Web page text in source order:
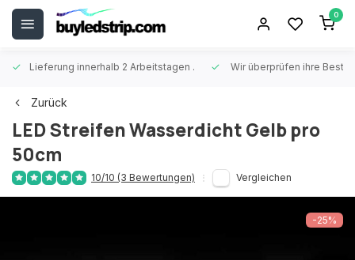
0
Lieferung innerhalb 2 Arbeitstagen . Wir überprüfen ihre
Zurück
LED Streifen Wasserdicht Gelb pro
50cm
10/10 (3 Bewertungen) Vergleichen
-25%